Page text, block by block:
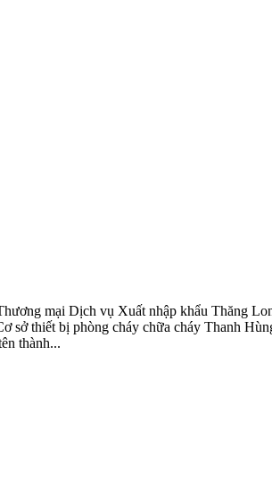
mại Dịch vụ Xuất nhập khẩu Thăng
thiết bị phòng cháy chữa cháy Thanh
thành...